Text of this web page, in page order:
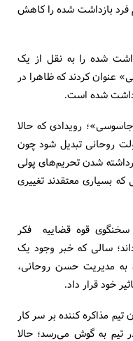
فرد بازداشت شده را کاهش
شده را به نقل از یک
عنوان کردند که ظاهرا در
شده است.
رویدادی که حالا
روحانی تبدیل شود چون
شدن تحریم‌های پولی
که بسیاری معتقدند تغییری
سخنگوی قوه قضاییه فکر
می گرداند؛ سالی که خبر وجود یک
به مدیریت حسن روحانی،
خود قرار داد.
مذاکره کننده بر سر کار
به گوش می‌رسد؛ حالا